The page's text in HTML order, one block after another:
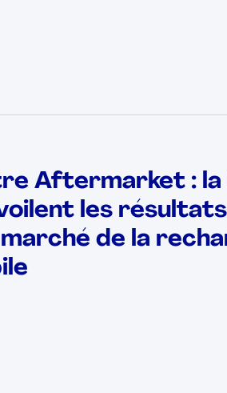
Aftermarket : la
les
de la